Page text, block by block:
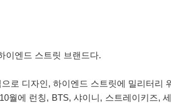
이엔드 스트릿 브랜드다.
로 디자인, 하이엔드 스트릿에 밀리터
월에 런칭, BTS, 샤이니, 스트레이키즈